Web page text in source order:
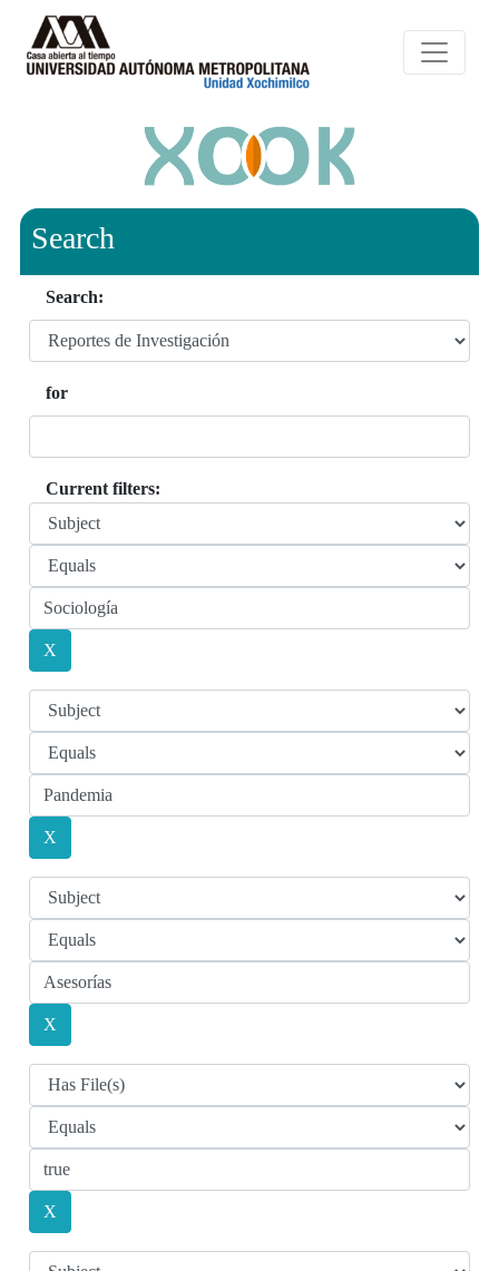
Search
Search:
for
Current filters: